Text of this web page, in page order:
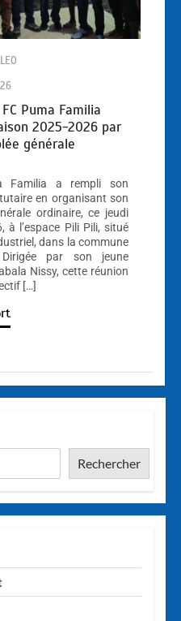
Puma Familia
2025-2026 par
générale
Familia a rempli son
en organisant son
ordinaire, ce jeudi
à l’espace Pili Pili, situé
dans la commune
par son jeune
Nissy, cette réunion
[…]
Rechercher